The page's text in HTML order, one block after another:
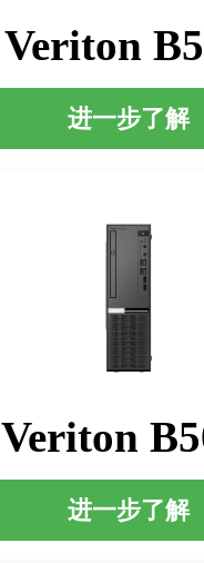
Veriton
进一步了解
Veriton
进一步了解